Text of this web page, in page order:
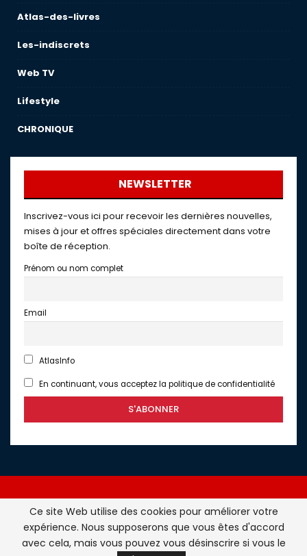
Atlas-des-livres
Les-indiscrets
Web TV
Lifestyle
CHRONIQUE
NEWSLETTER
Inscrivez-vous ici pour recevoir les dernières nouvelles,
mises à jour et offres spéciales directement dans votre
boîte de réception.
Prénom ou nom complet
Email
AtlasInfo
En continuant, vous acceptez la politique de confidentialité
Atlasinfo.fr : l'essentiel de l'actualité de la France et du
Maghreb © Tous Droits Réservés - Atlasinfo- 2026
Ce site Web utilise des cookies pour améliorer votre
expérience. Nous supposerons que vous êtes d'accord
avec cela, mais vous pouvez vous désinscrire si vous le